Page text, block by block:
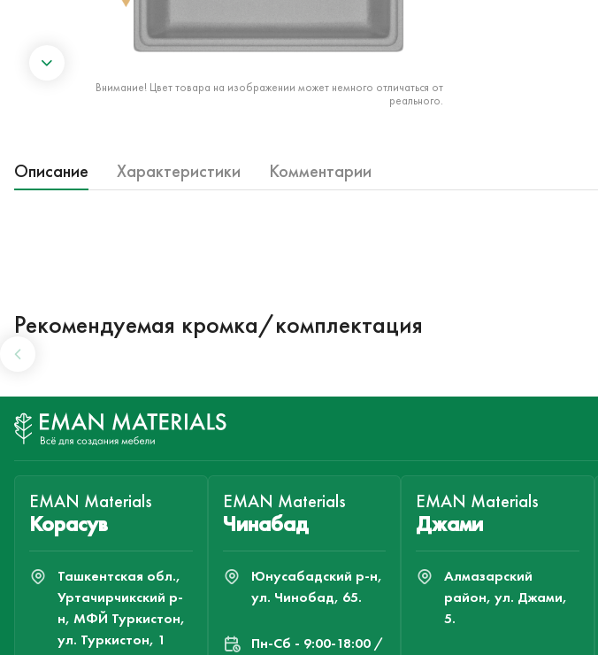
Внимание! Цвет товара на изображении может немного отличаться от
реального.
Описание Характеристики Комментарии
Рекомендуемая кромка/комплектация
EMAN Materials
Корасув
Ташкентская обл.,
Уртачирчикский р-
н, МФЙ Туркистон,
ул. Туркистон, 1
EMAN Materials
Чинабад
Юнусабадский р-н,
ул. Чинобад, 65.
Пн-Cб - 9:00-18:00 /
EMAN Materials
Джами
Алмазарский
район, ул. Джами,
5.